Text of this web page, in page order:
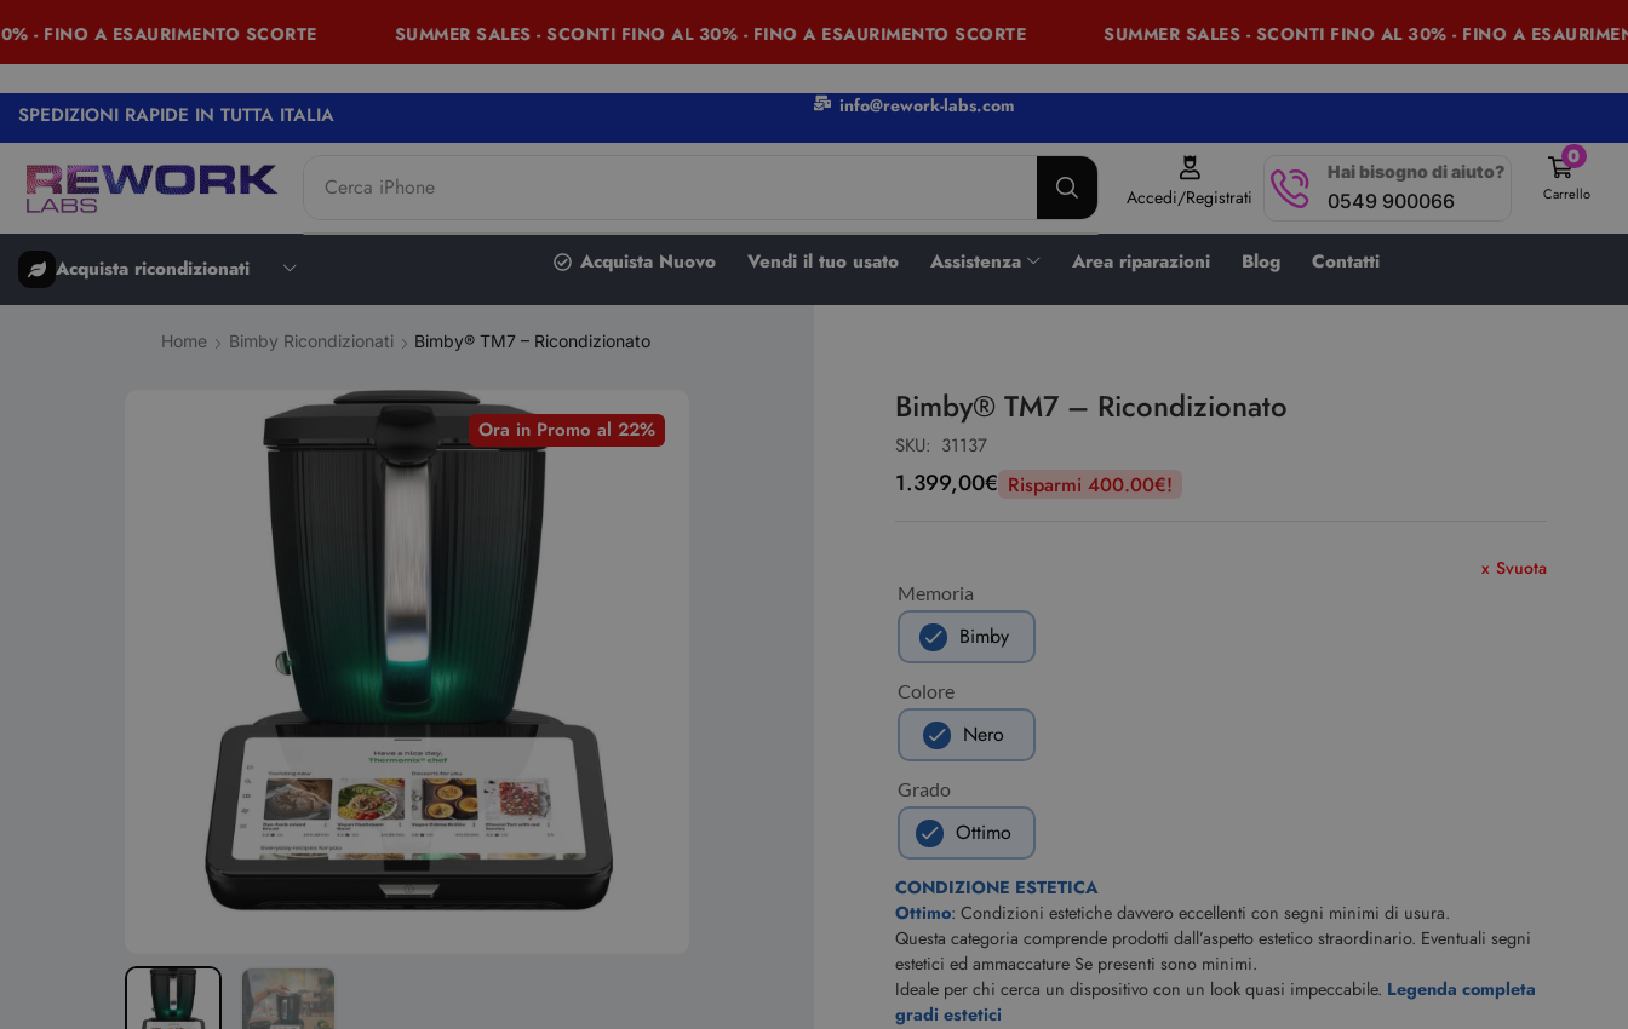
FINO A ESAURIMENTO SCORTE SUMMER SALES - SCONTI FINO AL 30% - FINO A ESAURIMENTO SCORTE SUMMER SALES - SCONTI FINO AL 30% - FINO A
SPEDIZIONI RAPIDE IN TUTTA ITALIA info@rework-labs.com
Cerca iPhone Accedi/Registrati
Hai bisogno di aiuto?
0549 900066
0
Carrello
Acquista ricondizionati Acquista Nuovo Vendi il tuo usato Assistenza Area riparazioni Blog Contatti
Home Bimby Ricondizionati Bimby® TM7 – Ricondizionato
Ora in Promo al 22%
Bimby® TM7 – Ricondizionato
SKU: 31137
1.399,00€ Risparmi 400.00€!
Svuota
Memoria
Bimby
Colore
Nero
Grado
Ottimo
CONDIZIONE ESTETICA
Ottimo: Condizioni estetiche davvero eccellenti con segni minimi di usura.
Questa categoria comprende prodotti dall’aspetto estetico straordinario. Eventuali segni
estetici ed ammaccature Se presenti sono minimi.
Ideale per chi cerca un dispositivo con un look quasi impeccabile. Legenda completa
gradi estetici